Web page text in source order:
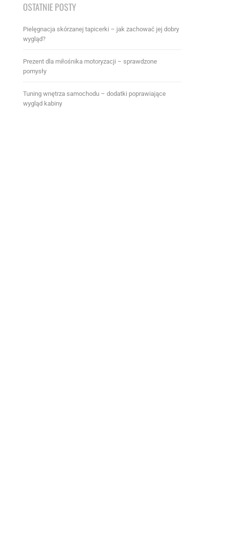
OSTATNIE POSTY
Pielęgnacja skórzanej tapicerki – jak zachować jej dobry
wygląd?
Prezent dla miłośnika motoryzacji – sprawdzone
pomysły
Tuning wnętrza samochodu – dodatki poprawiające
wygląd kabiny